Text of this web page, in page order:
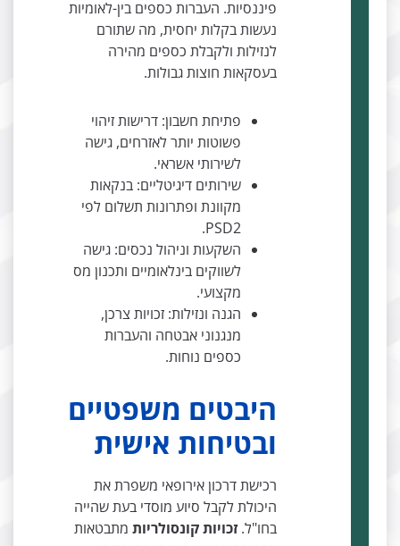
פיננסיות. העברות כספים בין-לאומיות
נעשות בקלות יחסית, מה שתורם
לנזילות ולקבלת כספים מהירה
בעסקאות חוצות גבולות.
פתיחת חשבון: דרישות זיהוי
פשוטות יותר לאזרחים, גישה
לשירותי אשראי.
שירותים דיגיטליים: בנקאות
מקוונת ופתרונות תשלום לפי
השקעות וניהול נכסים: גישה
לשווקים בינלאומיים ותכנון מס
הגנה ונזילות: זכויות צרכן,
מנגנוני אבטחה והעברות
כספים נוחות.
היבטים משפטיים
ובטיחות אישית
רכישת דרכון אירופאי משפרת את
היכולת לקבל סיוע מוסדי בעת שהייה
זכויות קונסולריותמתבטאות